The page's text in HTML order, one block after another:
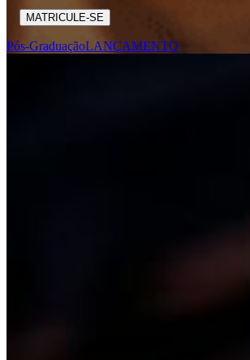
MATRICULE-SE
Pós-GraduaçãoLANÇAMENTO